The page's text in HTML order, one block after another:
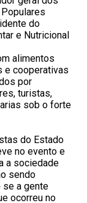
do
e Nutricional
alimentos
e cooperativas
por
turistas,
sob o forte
do Estado
no evento e
a sociedade
sendo
se a gente
ocorreu no